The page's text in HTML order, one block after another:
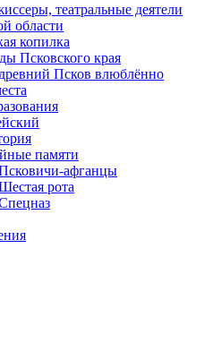
театральные деятели
области
копилка
Псковского края
Псков влюблённо
памяти
афганцы
рота